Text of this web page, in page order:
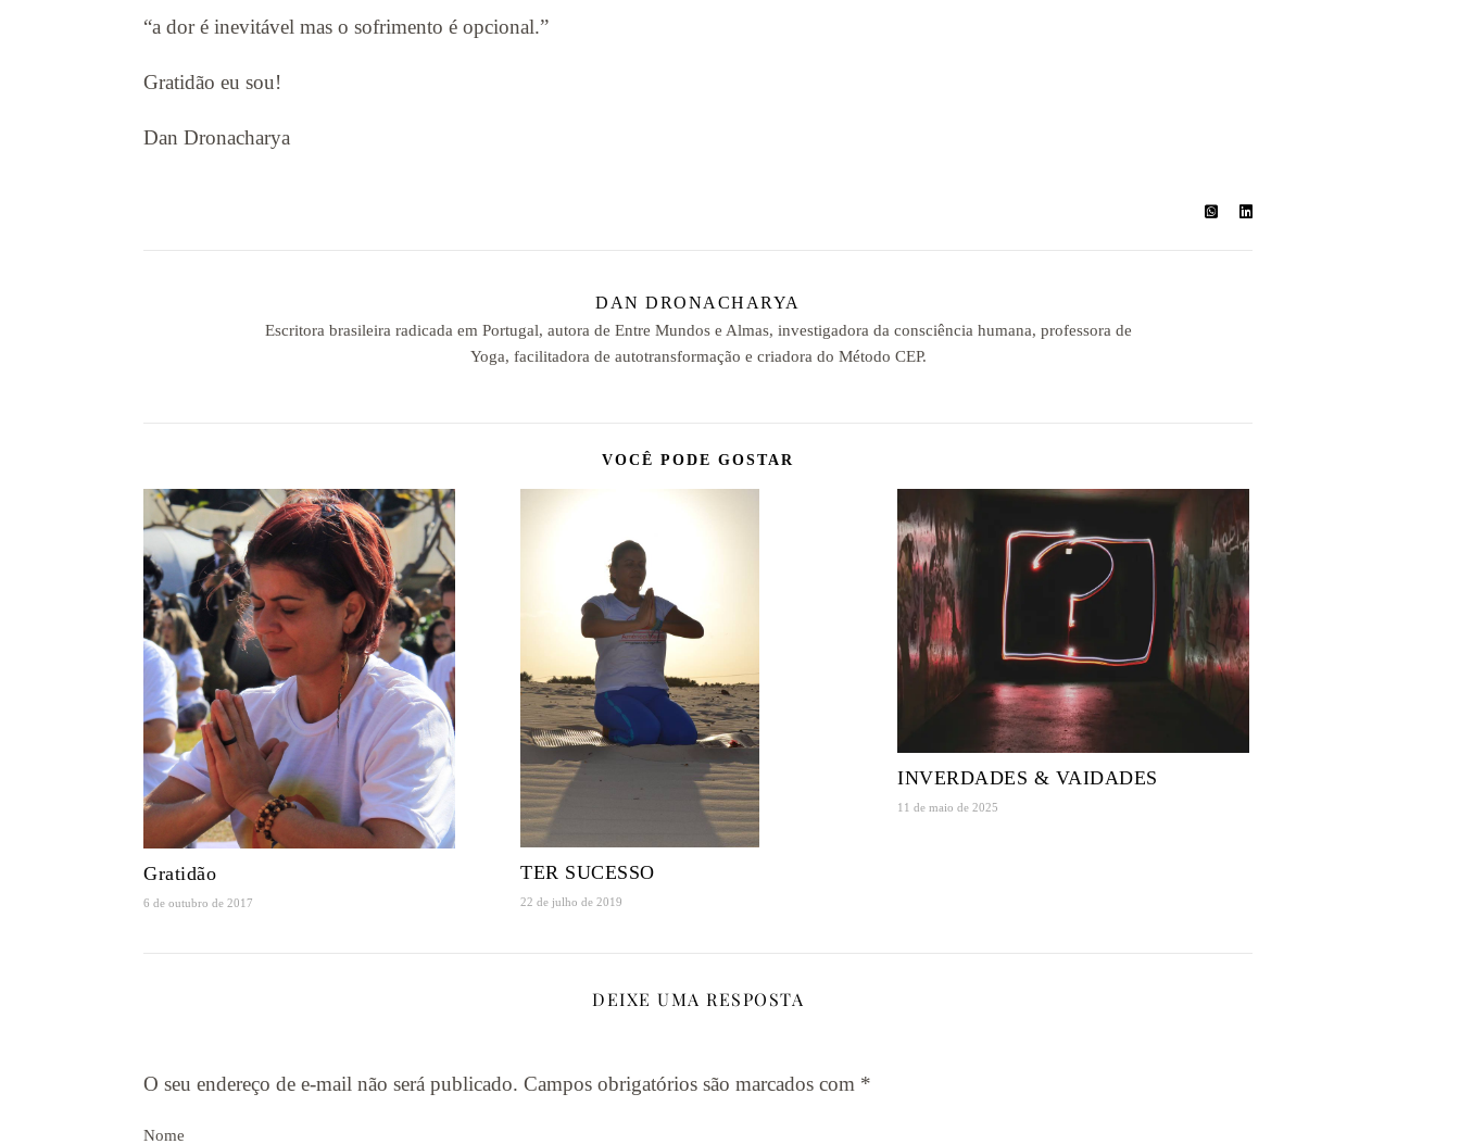
“a dor é inevitável mas o sofrimento é opcional.”
Gratidão eu sou!
Dan Dronacharya
DAN DRONACHARYA
Escritora brasileira radicada em Portugal, autora de Entre Mundos e Almas, investigadora da consciência humana, professora de
Yoga, facilitadora de autotransformação e criadora do Método CEP.
VOCÊ PODE GOSTAR
Gratidão
6 de outubro de 2017
TER SUCESSO
22 de julho de 2019
INVERDADES & VAIDADES
11 de maio de 2025
DEIXE UMA RESPOSTA
O seu endereço de e-mail não será publicado. Campos obrigatórios são marcados com *
Nome